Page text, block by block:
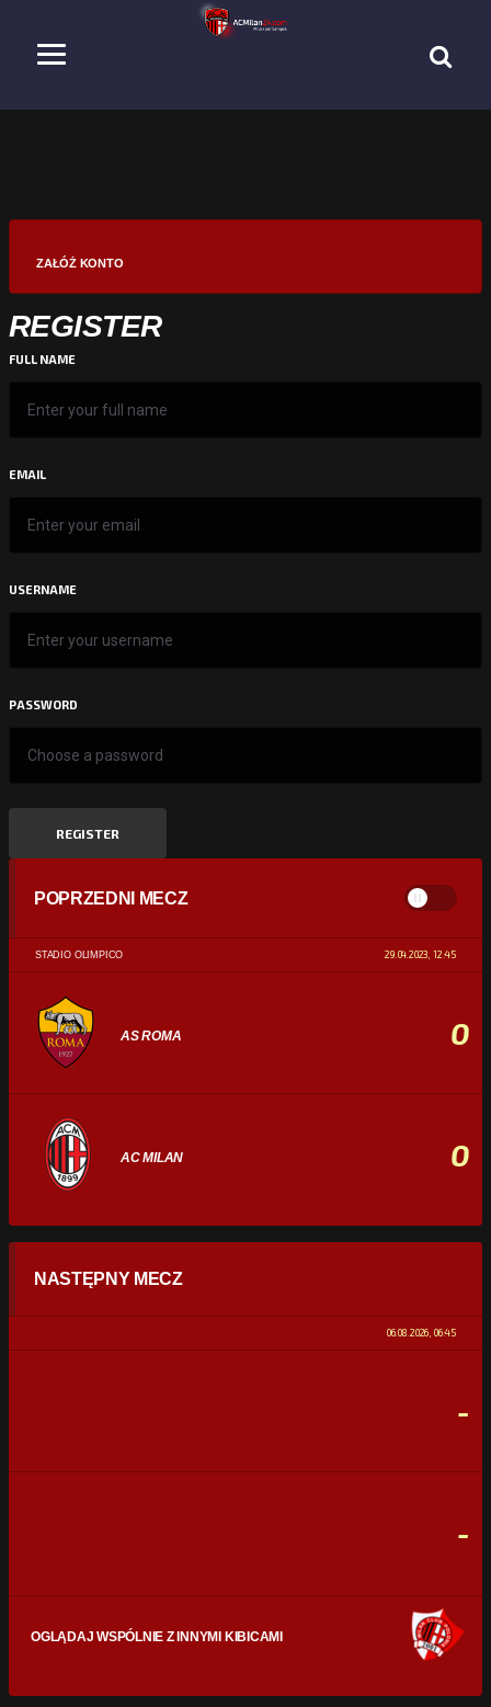
ZAŁÓŻ KONTO
REGISTER
FULL NAME
EMAIL
USERNAME
PASSWORD
REGISTER
POPRZEDNI MECZ
STADIO OLIMPICO 29.04.2023, 12:45
AS ROMA 0
AC MILAN 0
STATYSTYKI
0% 100%
NASTĘPNY MECZ
06.08.2026, 06:45
-
-
OGLĄDAJ WSPÓLNIE Z INNYMI KIBICAMI